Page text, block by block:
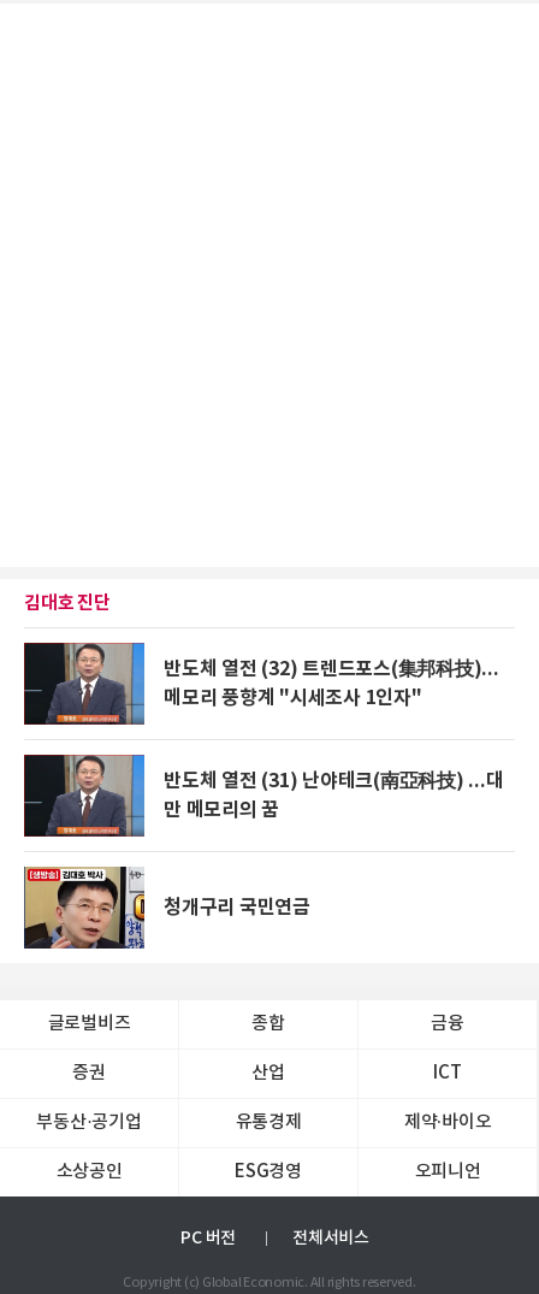
김대호 진단
반도체 열전 (32) 트렌드포스(集邦科技)...
메모리 풍향계 "시세조사 1인자"
반도체 열전 (31) 난야테크(南亞科技) ...대
만 메모리의 꿈
청개구리 국민연금
글로벌비즈 종합 금융
증권 산업 ICT
부동산·공기업 유통경제 제약∙바이오
소상공인 ESG경영 오피니언
PC 버전 전체서비스
Copyright (c) Global Economic. All rights reserved.